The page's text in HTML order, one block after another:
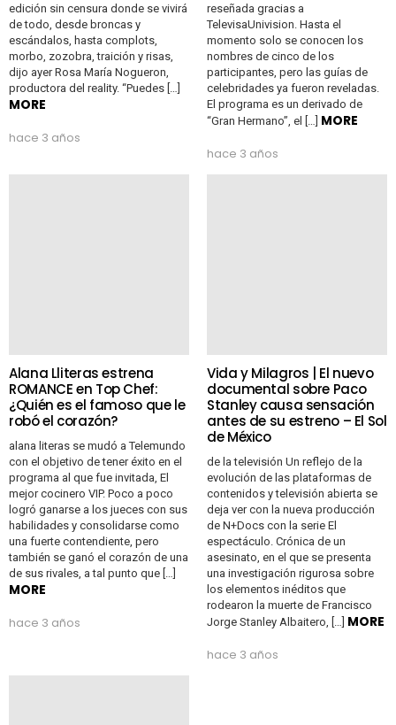
edición sin censura donde se vivirá
de todo, desde broncas y
escándalos, hasta complots,
morbo, zozobra, traición y risas,
dijo ayer Rosa María Nogueron,
productora del reality. “Puedes […]
MORE
hace 3 años
reseñada gracias a
TelevisaUnivision. Hasta el
momento solo se conocen los
nombres de cinco de los
participantes, pero las guías de
celebridades ya fueron reveladas.
El programa es un derivado de
“Gran Hermano”, el […] MORE
hace 3 años
Alana Lliteras estrena
ROMANCE en Top Chef:
¿Quién es el famoso que le
robó el corazón?
alana literas se mudó a Telemundo
con el objetivo de tener éxito en el
programa al que fue invitada, El
mejor cocinero VIP. Poco a poco
logró ganarse a los jueces con sus
habilidades y consolidarse como
una fuerte contendiente, pero
también se ganó el corazón de una
de sus rivales, a tal punto que […]
MORE
hace 3 años
Vida y Milagros | El nuevo
documental sobre Paco
Stanley causa sensación
antes de su estreno – El Sol
de México
de la televisión Un reflejo de la
evolución de las plataformas de
contenidos y televisión abierta se
deja ver con la nueva producción
de N+Docs con la serie El
espectáculo. Crónica de un
asesinato, en el que se presenta
una investigación rigurosa sobre
los elementos inéditos que
rodearon la muerte de Francisco
Jorge Stanley Albaitero, […] MORE
hace 3 años